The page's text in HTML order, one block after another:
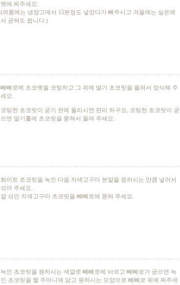
벳에 짜주세요.
(여름에는 냉장고에서 15분정도 넣었다가 빼주시고 겨울에는 실온에
서 굳혀도 됩니다.)
빼빼로에 초코렛을 코팅하고 그 위에 딸기 초코릿을 올려서 장식해 주
세요.
코팅한 초코릿이 굳기 전에 올리시면 편리 하구요, 코팅한 초코릿이 굳
으면 딸기홀에 초코릿을 묻혀서 올려 주세요.
화이트 초코릿을 녹인 다음 자색고구마 분말을 원하시는 만큼 넣어서
섞어 주세요.
잘 섞인 자색고구마 초코릿을 빼빼로에 묻혀 주세요.
녹인 초코릿을 원하시는 색깔로 빼빼로에 바르고 빼빼로가 굳으면 녹
인 초코릿을 짤 주머니에 담고 원하시는 모양으로 빼빼로 위에 짜주세